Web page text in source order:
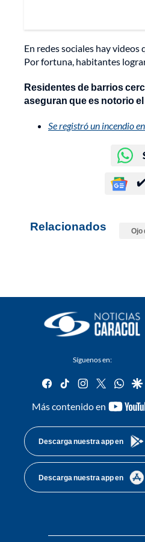
En redes sociales hay
Por fortuna, habitantes
Residentes de barrios
aseguran que es notorio
Se registró un incendio
✔️
Relacionados Ojo
Síguenos en:
facebook
tiktok instagram
twitter
Más contenido en
Descarga nuestra app en
Descarga nuestra app en